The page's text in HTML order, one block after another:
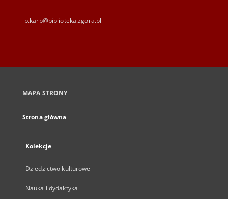
p.karp@biblioteka.zgora.pl
MAPA STRONY
Strona główna
Kolekcje
Dziedzictwo kulturowe
Nauka i dydaktyka